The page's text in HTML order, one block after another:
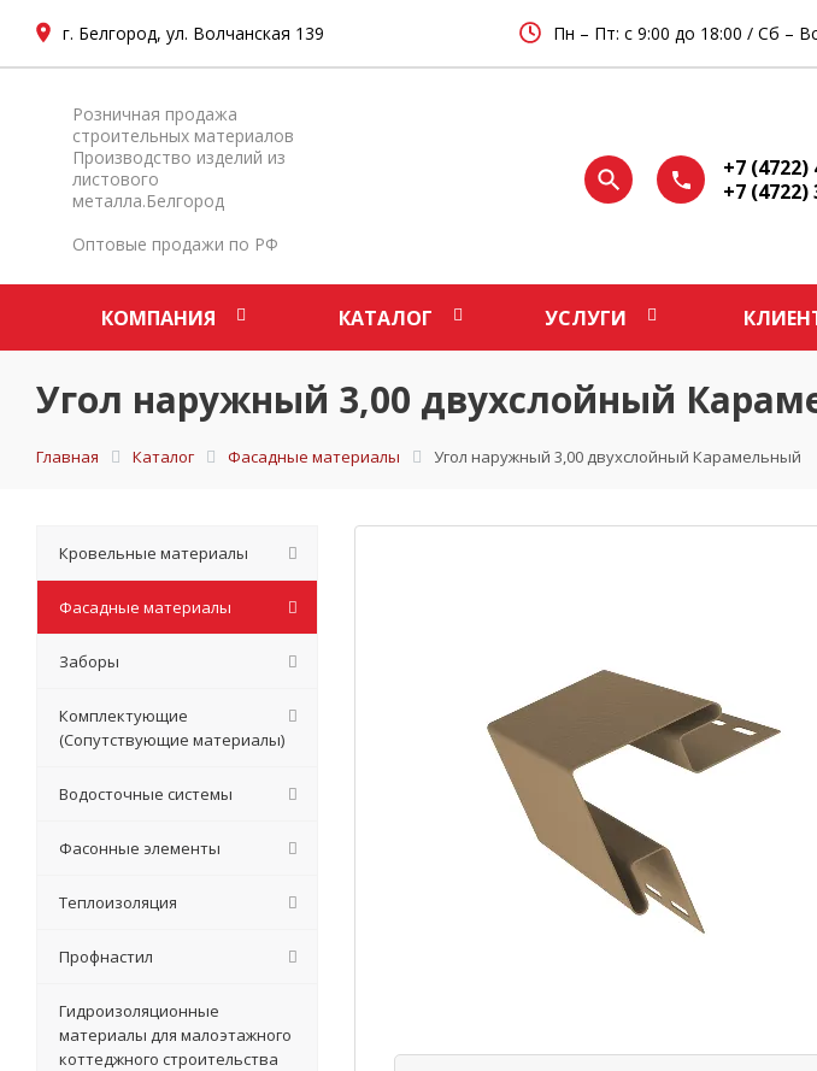
г. Белгород, ул. Волчанская 139 Пн – Пт: с 9:00 до 18:00 / Сб –
Розничная продажа
строительных материалов
Производство изделий из
листового
металла.Белгород
Оптовые продажи по РФ
+7 (4722)
+7 (4722)
КОМПАНИЯ КАТАЛОГ УСЛУГИ
Угол наружный 3,00 двухслойный
Главная Каталог Фасадные материалы Угол наружный 3,00 двухслойный Карамельный
Кровельные материалы
Фасадные материалы
Заборы
Комплектующие
(Сопутствующие материалы)
Водосточные системы
Фасонные элементы
Теплоизоляция
Профнастил
Гидроизоляционные
материалы для малоэтажного
коттеджного строительства